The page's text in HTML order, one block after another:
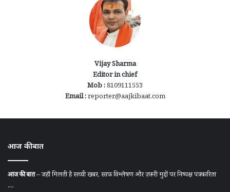
Vijay Sharma
Editor in chief
Mob :8109111553
Email :reporter@aajkibaat.com
आज की बात
आज की बात– जहाँ मिलती है सच्ची खबर, साफ़ विश्लेषण और ज़रूरी मुद्दों पर निष्पक्ष पत्रकारिता
....